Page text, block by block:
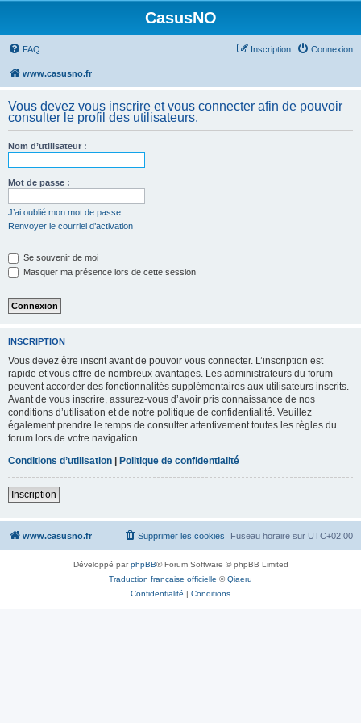
CasusNO
FAQ Connexion
Inscription
www.casusno.fr
Vous devez vous inscrire et vous connecter afin de pouvoir
consulter le profil des utilisateurs.
Nom d’utilisateur :
Mot de passe :
J’ai oublié mon mot de passe
Renvoyer le courriel d’activation
Se souvenir de moi
Masquer ma présence lors de cette session
INSCRIPTION
Vous devez être inscrit avant de pouvoir vous connecter. L’inscription est
rapide et vous offre de nombreux avantages. Les administrateurs du forum
peuvent accorder des fonctionnalités supplémentaires aux utilisateurs inscrits.
Avant de vous inscrire, assurez-vous d’avoir pris connaissance de nos
conditions d’utilisation et de notre politique de confidentialité. Veuillez
également prendre le temps de consulter attentivement toutes les règles du
forum lors de votre navigation.
Conditions d’utilisation | Politique de confidentialité
Inscription
www.casusno.fr Fuseau horaire sur UTC+02:00
Supprimer les cookies
Développé parphpBB® Forum Software © phpBB Limited
Traduction française officielle ©Qiaeru
Confidentialité | Conditions